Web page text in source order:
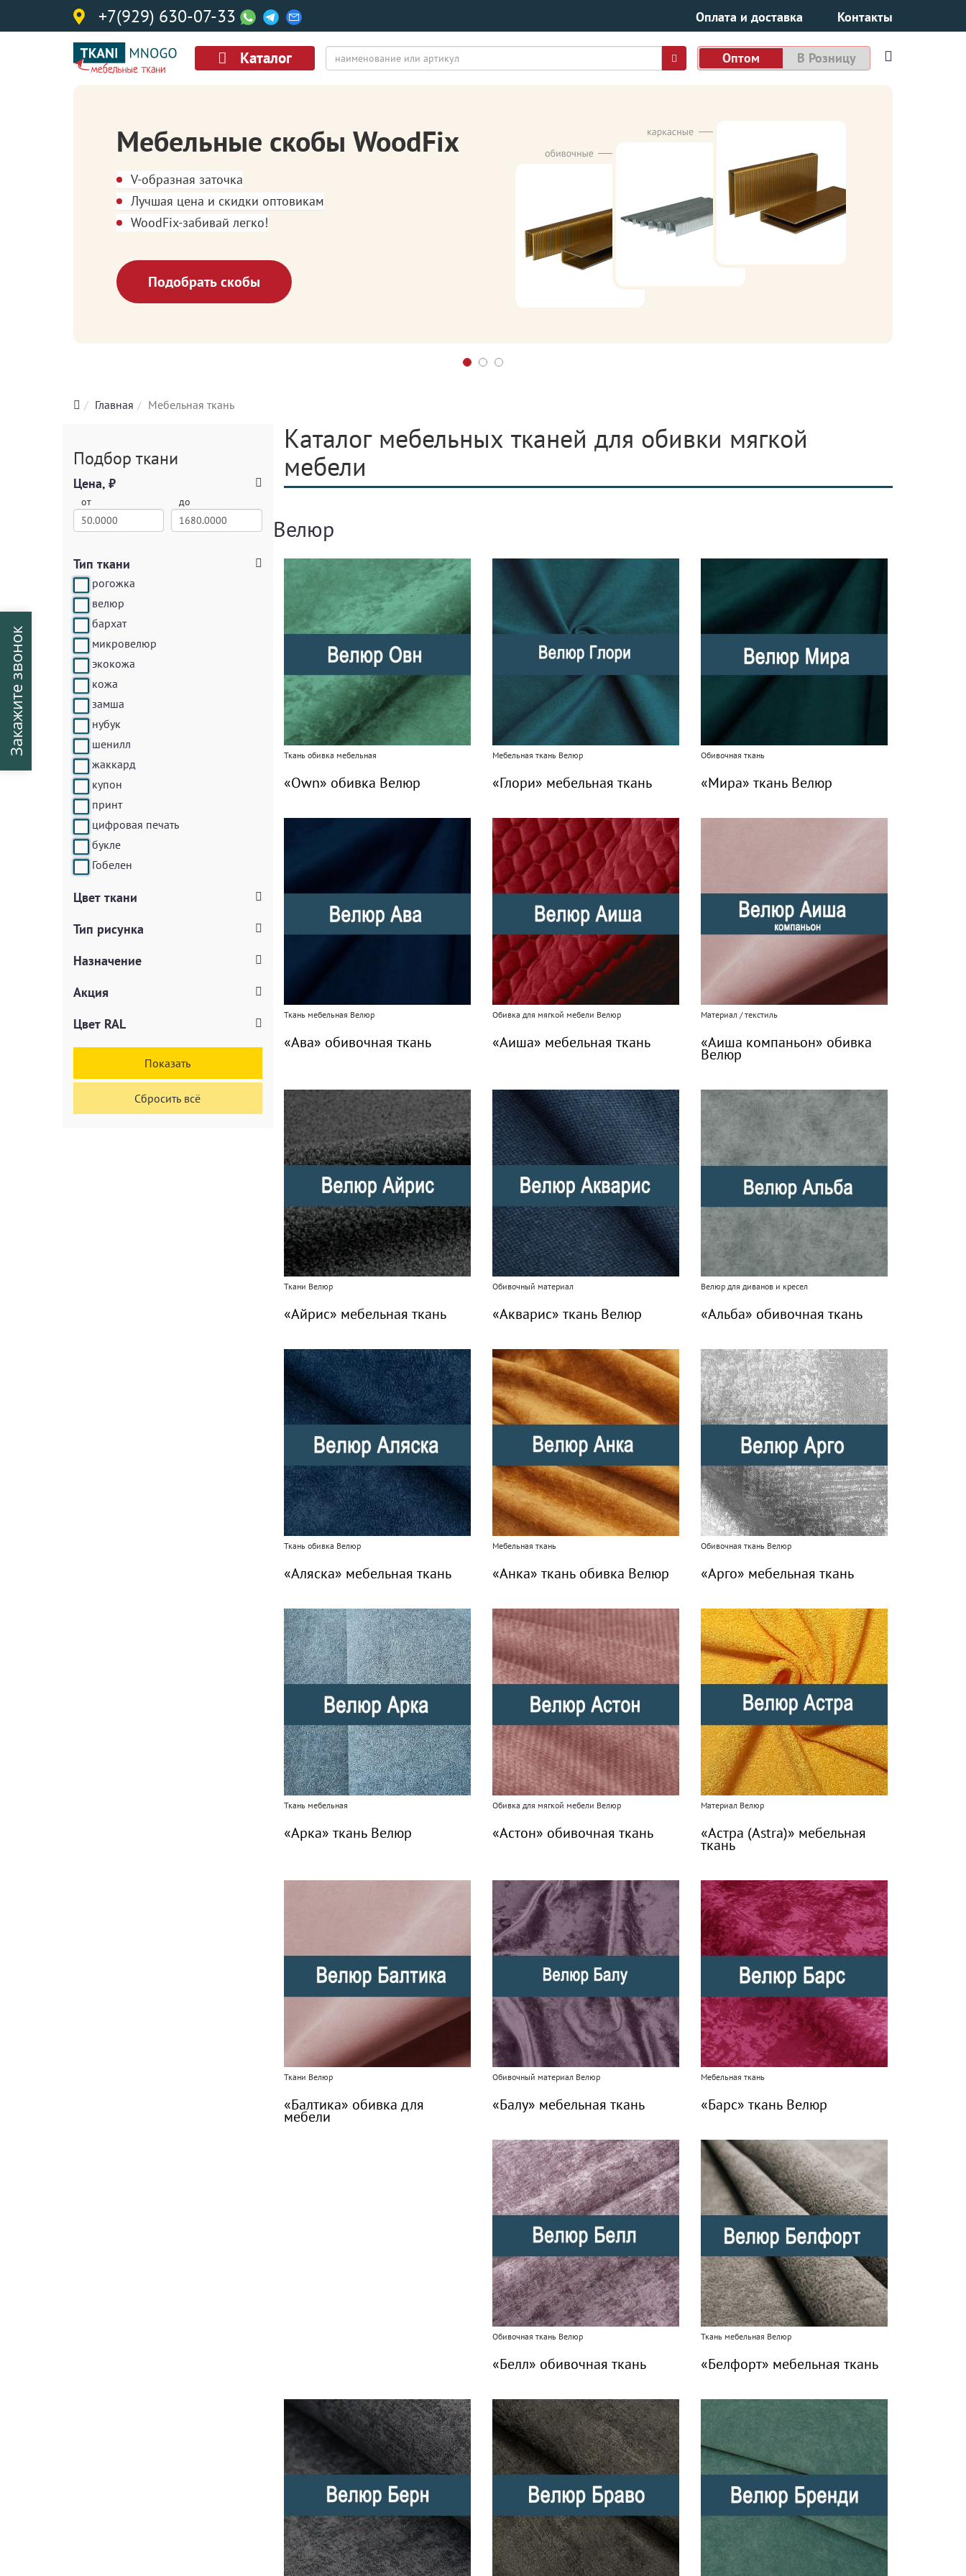
+7(929) 630-07-33 Оплата и доставка Контакты
Каталог Оптом В Розницу
Мебельные скобы WoodFix
V-образная заточка
Лучшая цена и скидки оптовикам
WoodFix-забивай легко!
Подобрать скобы
Главная Мебельная ткань
Подбор ткани
Цена, ₽
от до
Тип ткани
рогожка
велюр
бархат
микровелюр
экокожа
кожа
замша
нубук
шенилл
жаккард
купон
принт
цифровая печать
букле
Гобелен
Цвет ткани
Тип рисунка
Назначение
Акция
Цвет RAL
Показать
Сбросить всё
Каталог мебельных тканей для обивки мягкой
мебели
Велюр
Ткань обивка мебельная
«Own» обивка Велюр
Мебельная ткань Велюр
«Глори» мебельная ткань
Обивочная ткань
«Мира» ткань Велюр
Ткань мебельная Велюр
«Ава» обивочная ткань
Обивка для мягкой мебели Велюр
«Аиша» мебельная ткань
Материал / текстиль
«Аиша компаньон» обивка
Велюр
Ткани Велюр
«Айрис» мебельная ткань
Обивочный материал
«Акварис» ткань Велюр
Велюр для диванов и кресел
«Альба» обивочная ткань
Ткань обивка Велюр
«Аляска» мебельная ткань
Мебельная ткань
«Анка» ткань обивка Велюр
Обивочная ткань Велюр
«Арго» мебельная ткань
Ткань мебельная
«Арка» ткань Велюр
Обивка для мягкой мебели Велюр
«Астон» обивочная ткань
Материал Велюр
«Астра (Astra)» мебельная
ткань
Ткани Велюр
«Балтика» обивка для
мебели
Обивочный материал Велюр
«Балу» мебельная ткань
Мебельная ткань
«Барс» ткань Велюр
Обивочная ткань Велюр
«Белл» обивочная ткань
Ткань мебельная Велюр
«Белфорт» мебельная ткань
Закажите звонок